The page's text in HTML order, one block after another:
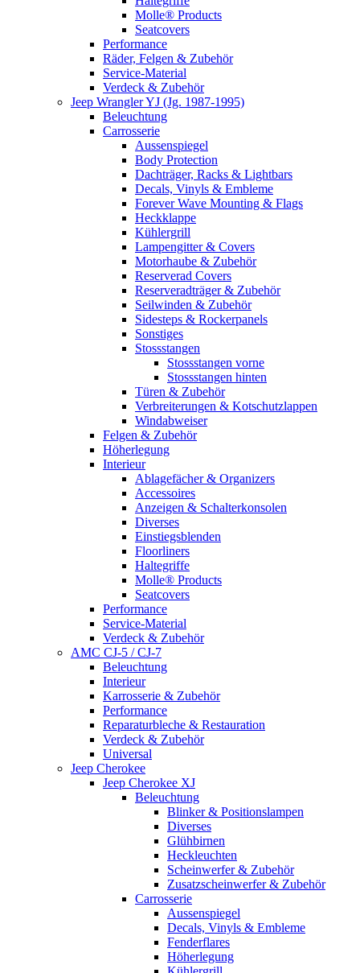
Molle® Products
Seatcovers
Performance
Räder, Felgen & Zubehör
Service-Material
Verdeck & Zubehör
Jeep Wrangler YJ (Jg. 1987-1995)
Beleuchtung
Carrosserie
Aussenspiegel
Body Protection
Dachträger, Racks & Lightbars
Decals, Vinyls & Embleme
Forever Wave Mounting & Flags
Heckklappe
Kühlergrill
Lampengitter & Covers
Motorhaube & Zubehör
Reserverad Covers
Reserveradträger & Zubehör
Seilwinden & Zubehör
Sidesteps & Rockerpanels
Sonstiges
Stossstangen
Stossstangen vorne
Stossstangen hinten
Türen & Zubehör
Verbreiterungen & Kotschutzlappen
Windabweiser
Felgen & Zubehör
Höherlegung
Interieur
Ablagefächer & Organizers
Accessoires
Anzeigen & Schalterkonsolen
Diverses
Einstiegsblenden
Floorliners
Haltegriffe
Molle® Products
Seatcovers
Performance
Service-Material
Verdeck & Zubehör
AMC CJ-5 / CJ-7
Beleuchtung
Interieur
Karrosserie & Zubehör
Performance
Reparaturbleche & Restauration
Verdeck & Zubehör
Universal
Jeep Cherokee
Jeep Cherokee XJ
Beleuchtung
Blinker & Positionslampen
Diverses
Glühbirnen
Heckleuchten
Scheinwerfer & Zubehör
Zusatzscheinwerfer & Zubehör
Carrosserie
Aussenspiegel
Decals, Vinyls & Embleme
Fenderflares
Höherlegung